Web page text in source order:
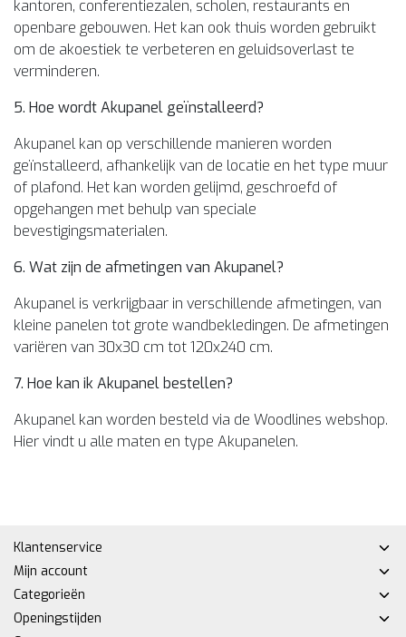
kantoren, conferentiezalen, scholen, restaurants en
openbare gebouwen. Het kan ook thuis worden gebruikt
om de akoestiek te verbeteren en geluidsoverlast te
verminderen.
5. Hoe wordt Akupanel geïnstalleerd?
Akupanel kan op verschillende manieren worden
geïnstalleerd, afhankelijk van de locatie en het type muur
of plafond. Het kan worden gelijmd, geschroefd of
opgehangen met behulp van speciale
bevestigingsmaterialen.
6. Wat zijn de afmetingen van Akupanel?
Akupanel is verkrijgbaar in verschillende afmetingen, van
kleine panelen tot grote wandbekledingen. De afmetingen
variëren van 30x30 cm tot 120x240 cm.
7. Hoe kan ik Akupanel bestellen?
Akupanel kan worden besteld via de Woodlines webshop.
Hier vindt u alle maten en type Akupanelen.
Klantenservice
Mijn account
Categorieën
Openingstijden